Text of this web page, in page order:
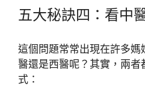
五大秘訣四：看中
這個問題常常出現在許多媽
醫還是西醫呢？其實，兩者
式：